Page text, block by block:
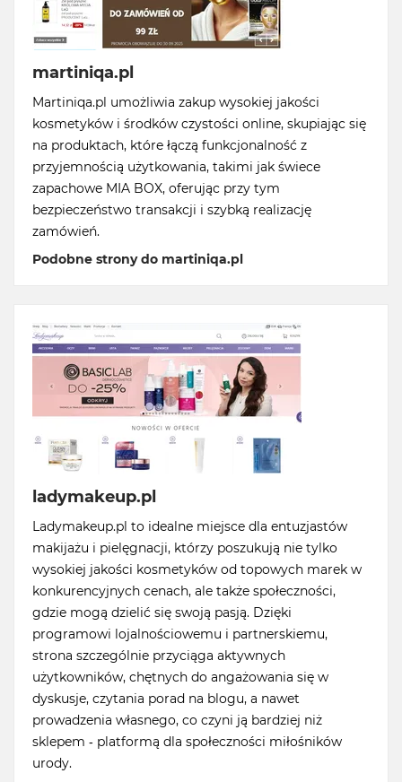
martiniqa.pl
Martiniqa.pl umożliwia zakup wysokiej jakości
kosmetyków i środków czystości online, skupiając się
na produktach, które łączą funkcjonalność z
przyjemnością użytkowania, takimi jak świece
zapachowe MIA BOX, oferując przy tym
bezpieczeństwo transakcji i szybką realizację
zamówień.
Podobne strony do martiniqa.pl
ladymakeup.pl
Ladymakeup.pl to idealne miejsce dla entuzjastów
makijażu i pielęgnacji, którzy poszukują nie tylko
wysokiej jakości kosmetyków od topowych marek w
konkurencyjnych cenach, ale także społeczności,
gdzie mogą dzielić się swoją pasją. Dzięki
programowi lojalnościowemu i partnerskiemu,
strona szczególnie przyciąga aktywnych
użytkowników, chętnych do angażowania się w
dyskusje, czytania porad na blogu, a nawet
prowadzenia własnego, co czyni ją bardziej niż
sklepem - platformą dla społeczności miłośników
urody.